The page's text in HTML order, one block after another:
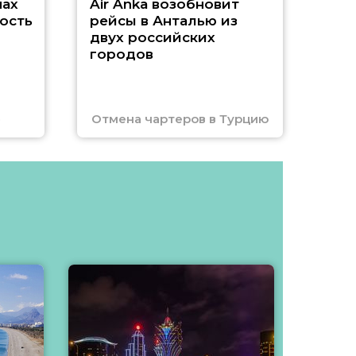
Air Anka возобновит
рейсы в Анталью из
двух российских
городов
Отмена чартеров в Турцию